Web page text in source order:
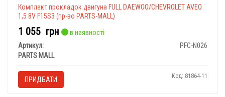
Комплект прокладок двигуна FULL DAEWOO/CHEVROLET AVEO
1,5 8V F15S3 (пр-во PARTS-MALL)
1 055 грн
в наявності
Артикул:
PFC-N026
PARTS MALL
ПРИДБАТИ Код: 81864-11